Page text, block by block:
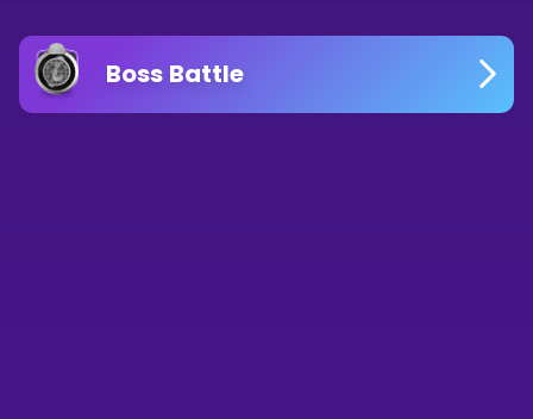
Boss Battle